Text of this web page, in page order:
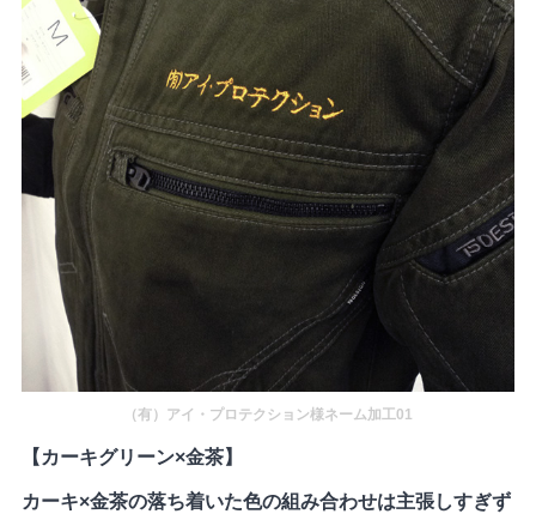
（有）アイ・プロテクション様ネーム加工01
【カーキグリーン×金茶】
カーキ×金茶の落ち着いた色の組み合わせは主張しすぎず